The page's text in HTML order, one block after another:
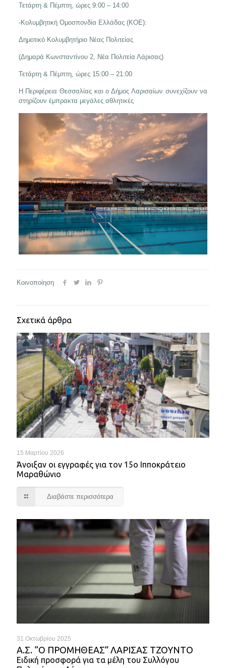
Τετάρτη & Πέμπτη, ώρες 9:00 – 14:00
-Κολυμβητική Ομοσπονδία Ελλάδας (ΚΟΕ):
Δημοτικό Κολυμβητήριο Νέας Πολιτείας
(Δημαρά Κωνσταντίνου 2, Νέα Πολιτεία Λάρισας)
Τετάρτη & Πέμπτη, ώρες 15:00 – 21:00
Η Περιφέρεια Θεσσαλίας και ο Δήμος Λαρισαίων συνεχίζουν να
στηρίζουν έμπρακτα μεγάλες αθλητικές
Κοινοποίηση
Σχετικά άρθρα
15 Μαρτίου 2026
Άνοιξαν οι εγγραφές για τον 15ο Ιπποκράτειο
Μαραθώνιο
Διαβάστε περισσότερα
31 Οκτωβρίου 2025
Α.Σ. “Ο ΠΡΟΜΗΘΕΑΣ” ΛΑΡΙΣΑΣ ΤΖΟΥΝΤΟ
Ειδική προσφορά για τα μέλη του Συλλόγου